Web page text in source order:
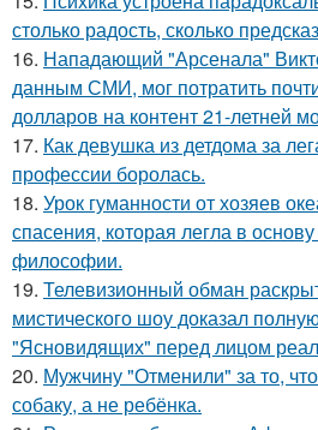
столько радость, сколько
16. Нападающий "Арсенала"
данным СМИ, мог потратить
долларов на контент 21-летней
17. Как девушка из детдома за
профессии боролась.
18. Урок гуманности от хозяев
спасения, которая легла в основу
философии.
19. Телевизионный обман
мистического шоу доказал
"Ясновидящих" перед лицом
20. Мужчину "Отменили" за то,
собаку, а не ребёнка.